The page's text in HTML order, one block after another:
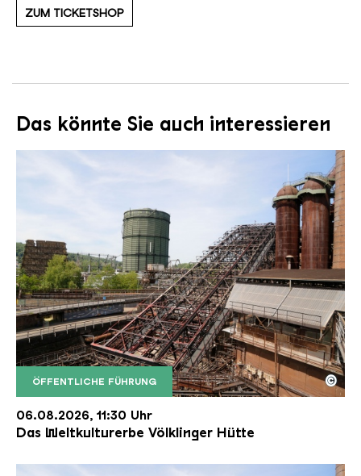
ZUM TICKETSHOP
Das könnte Sie auch interessieren
ÖFFENTLICHE FÜHRUNG
Der Erzschrägaufzug der Völklinger Hütte mit
Copyright: Weltkulturerbe Völklinger Hütte | Karl
©
06.08.2026, 11:30 Uhr
Das Weltkulturerbe Völklinger Hütte